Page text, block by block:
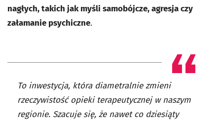
nagłych, takich jak myśli samobójcze, agresja czy
załamanie psychiczne.
To inwestycja, która diametralnie zmieni
rzeczywistość opieki terapeutycznej w naszym
regionie. Szacuje się, że nawet co dziesiąty